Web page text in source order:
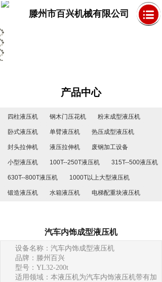
滕州市百兴机械有限公司
产品中心
四柱液压机 钢木门压花机 粉末成型液压机
卧式液压机 单臂液压机 热压成型液压机
封头拉伸机 液压拉伸机 废钢加工设备
小型液压机 100T--250T液压机 315T--500液压机
630T--800T液压机 1000T以上大型液压机
锻造液压机 水箱液压机 电梯配重块液压机
汽车内饰成型液压机
设备名称：汽车内饰成型液压机
品牌：滕州百兴
型号：YL32-200t
适用领域：本液压机为汽车内饰液压机带有加